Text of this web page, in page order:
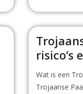
risico’s
Wat is een
Trojaanse